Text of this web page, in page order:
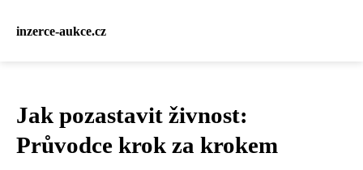
inzerce-aukce.cz
Jak pozastavit živnost:
Průvodce krok za krokem